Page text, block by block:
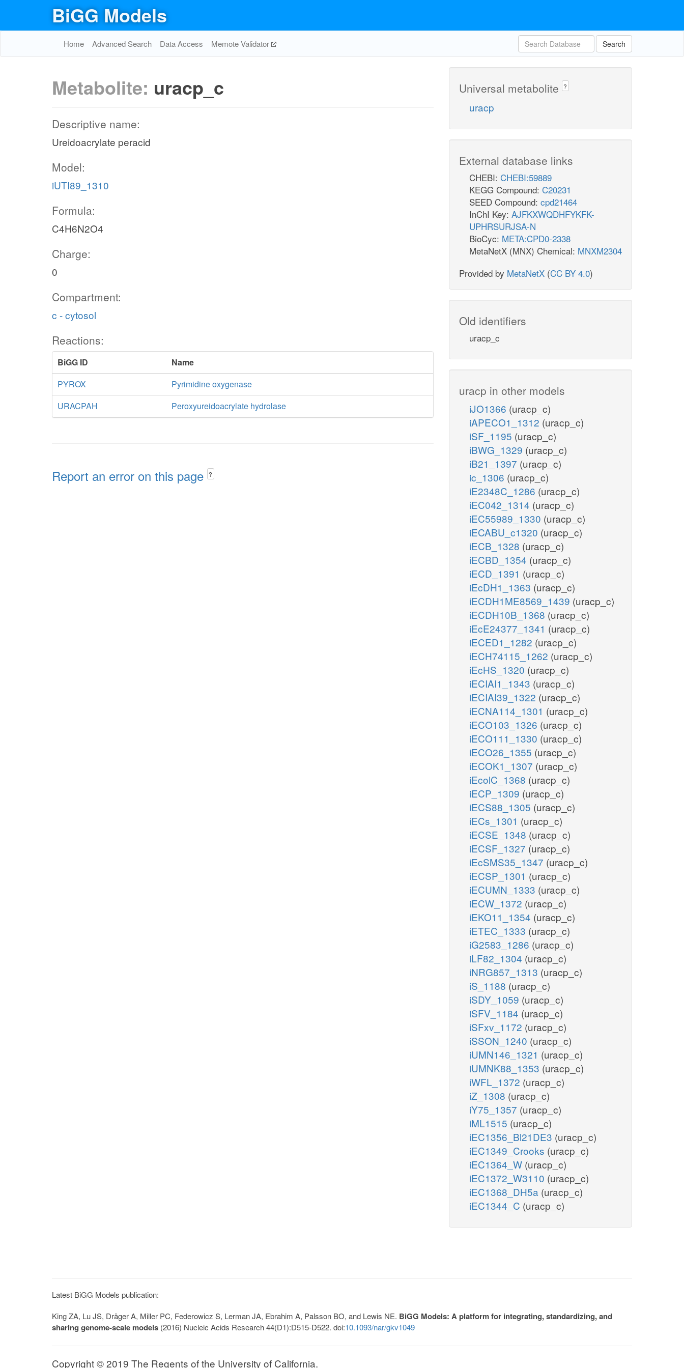
BiGG Models
Home Advanced Search Data Access Memote Validator Search
Metabolite: uracp_c
Descriptive name:
Ureidoacrylate peracid
Model:
iUTI89_1310
Formula:
C4H6N2O4
Charge:
0
Compartment:
c - cytosol
Reactions:
BiGG ID
Name
PYROX
Pyrimidine oxygenase
URACPAH
Peroxyureidoacrylate hydrolase
Report an error on this page ?
Universal metabolite ?
uracp
External database links
CHEBI: CHEBI:59889
KEGG Compound: C20231
SEED Compound: cpd21464
InChI Key: AJFKXWQDHFYKFK-
UPHRSURJSA-N
BioCyc: META:CPD0-2338
MetaNetX (MNX) Chemical: MNXM2304
Provided by MetaNetX (CC BY 4.0)
Old identifiers
uracp_c
uracp in other models
iJO1366 (uracp_c)
iAPECO1_1312 (uracp_c)
iSF_1195 (uracp_c)
iBWG_1329 (uracp_c)
iB21_1397 (uracp_c)
ic_1306 (uracp_c)
iE2348C_1286 (uracp_c)
iEC042_1314 (uracp_c)
iEC55989_1330 (uracp_c)
iECABU_c1320 (uracp_c)
iECB_1328 (uracp_c)
iECBD_1354 (uracp_c)
iECD_1391 (uracp_c)
iEcDH1_1363 (uracp_c)
iECDH1ME8569_1439 (uracp_c)
iECDH10B_1368 (uracp_c)
iEcE24377_1341 (uracp_c)
iECED1_1282 (uracp_c)
iECH74115_1262 (uracp_c)
iEcHS_1320 (uracp_c)
iECIAI1_1343 (uracp_c)
iECIAI39_1322 (uracp_c)
iECNA114_1301 (uracp_c)
iECO103_1326 (uracp_c)
iECO111_1330 (uracp_c)
iECO26_1355 (uracp_c)
iECOK1_1307 (uracp_c)
iEcolC_1368 (uracp_c)
iECP_1309 (uracp_c)
iECS88_1305 (uracp_c)
iECs_1301 (uracp_c)
iECSE_1348 (uracp_c)
iECSF_1327 (uracp_c)
iEcSMS35_1347 (uracp_c)
iECSP_1301 (uracp_c)
iECUMN_1333 (uracp_c)
iECW_1372 (uracp_c)
iEKO11_1354 (uracp_c)
iETEC_1333 (uracp_c)
iG2583_1286 (uracp_c)
iLF82_1304 (uracp_c)
iNRG857_1313 (uracp_c)
iS_1188 (uracp_c)
iSDY_1059 (uracp_c)
iSFV_1184 (uracp_c)
iSFxv_1172 (uracp_c)
iSSON_1240 (uracp_c)
iUMN146_1321 (uracp_c)
iUMNK88_1353 (uracp_c)
iWFL_1372 (uracp_c)
iZ_1308 (uracp_c)
iY75_1357 (uracp_c)
iML1515 (uracp_c)
iEC1356_Bl21DE3 (uracp_c)
iEC1349_Crooks (uracp_c)
iEC1364_W (uracp_c)
iEC1372_W3110 (uracp_c)
iEC1368_DH5a (uracp_c)
iEC1344_C (uracp_c)
Latest BiGG Models publication:
King ZA, Lu JS, Dräger A, Miller PC, Federowicz S, Lerman JA, Ebrahim A, Palsson BO, and Lewis NE. BiGG Models: A platform for integrating, standardizing, and
sharing genome-scale models (2016) Nucleic Acids Research 44(D1):D515-D522. doi:10.1093/nar/gkv1049
Copyright © 2019 The Regents of the University of California.